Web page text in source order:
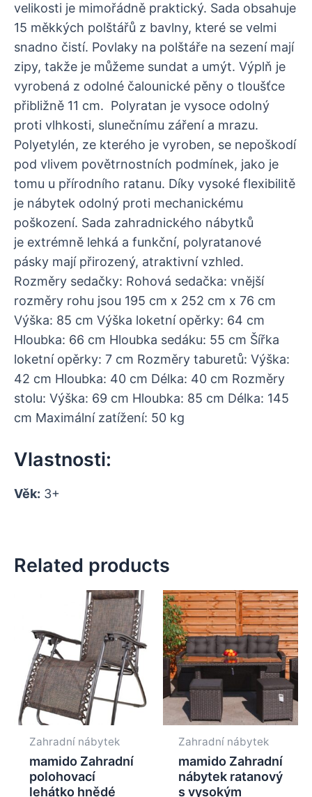
velikosti je mimořádně praktický. Sada obsahuje
15 měkkých polštářů z bavlny, které se velmi
snadno čistí. Povlaky na polštáře na sezení mají
zipy, takže je můžeme sundat a umýt. Výplň je
vyrobená z odolné čalounické pěny o tloušťce
přibližně 11 cm. Polyratan je vysoce odolný
proti vlhkosti, slunečnímu záření a mrazu.
Polyetylén, ze kterého je vyroben, se nepoškodí
pod vlivem povětrnostních podmínek, jako je
tomu u přírodního ratanu. Díky vysoké flexibilitě
je nábytek odolný proti mechanickému
poškození. Sada zahradnického nábytků
je extrémně lehká a funkční, polyratanové
pásky mají přirozený, atraktivní vzhled.
Rozměry sedačky: Rohová sedačka: vnější
rozměry rohu jsou 195 cm x 252 cm x 76 cm
Výška: 85 cm Výška loketní opěrky: 64 cm
Hloubka: 66 cm Hloubka sedáku: 55 cm Šířka
loketní opěrky: 7 cm Rozměry taburetů: Výška:
42 cm Hloubka: 40 cm Délka: 40 cm Rozměry
stolu: Výška: 69 cm Hloubka: 85 cm Délka: 145
cm Maximální zatížení: 50 kg
Vlastnosti:
Věk: 3+
Related products
Zahradní nábytek
mamido Zahradní
polohovací
lehátko hnědé
Zahradní nábytek
mamido Zahradní
nábytek ratanový
s vysokým